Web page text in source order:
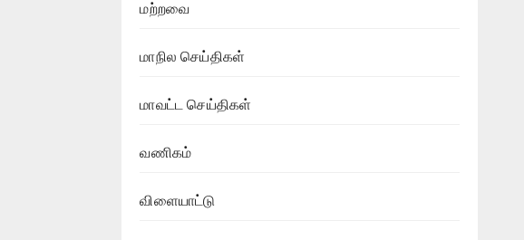
மற்றவை
மாநில செய்திகள்
மாவட்ட செய்திகள்
வணிகம்
விளையாட்டு